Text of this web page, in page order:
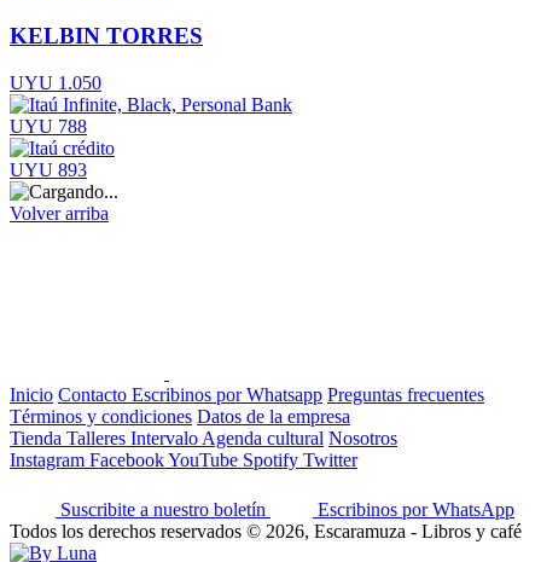
KELBIN TORRES
UYU 1.050
UYU 788
UYU 893
Volver arriba
Inicio Contacto Escribinos por Whatsapp Preguntas frecuentes
Términos y condiciones Datos de la empresa
Tienda Talleres Intervalo Agenda cultural Nosotros
Instagram FacebookYouTube Spotify Twitter
Suscribite a nuestro boletín
Escribinos por WhatsApp
Todos los derechos reservados © 2026, Escaramuza - Libros y café